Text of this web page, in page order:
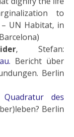
to
UN Habitat, in
, Stefan:
Bericht über
Berlin
des
Berlin